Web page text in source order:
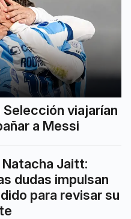
viajarían
a Messi
Natacha Jaitt:
dudas impulsan
para revisar su